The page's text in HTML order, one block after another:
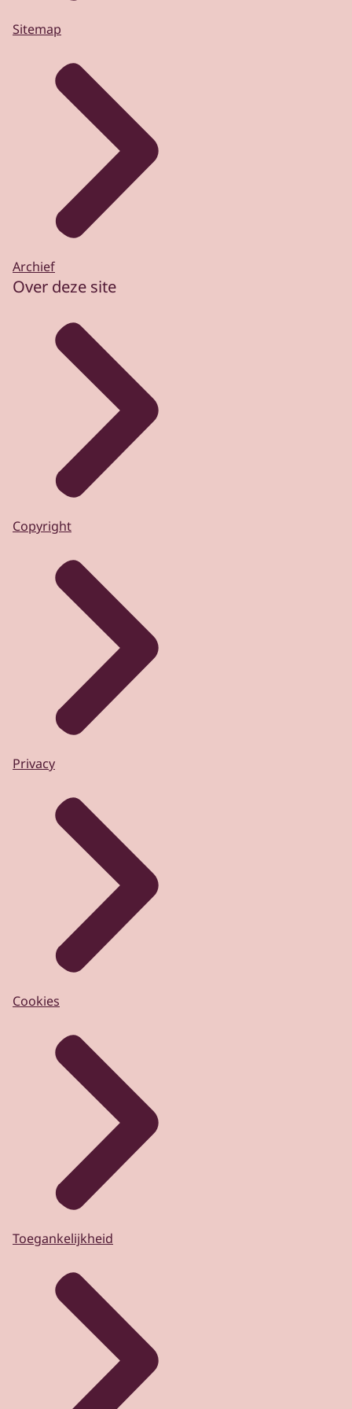
Sitemap
Archief
Over deze site
Copyright
Privacy
Cookies
Toegankelijkheid